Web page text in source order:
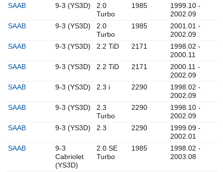
SAAB
9-3 (YS3D)
2.0
Turbo
1985
1999.10 -
2002.09
SAAB
9-3 (YS3D)
2.0
Turbo
1985
2001.01 -
2002.09
SAAB
9-3 (YS3D) 2.2 TiD 2171
1998.02 -
2000.11
SAAB
9-3 (YS3D) 2.2 TiD 2171
2000.11 -
2002.09
SAAB
9-3 (YS3D) 2.3 i 2290
1998.02 -
2002.09
SAAB
9-3 (YS3D)
2.3
Turbo
2290
1998.10 -
2002.09
SAAB
9-3 (YS3D) 2.3 2290
1999.09 -
2002.01
SAAB
9-3
Cabriolet
(YS3D)
2.0 SE
Turbo
1985
1998.02 -
2003.08